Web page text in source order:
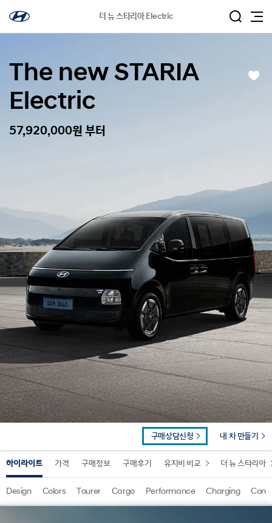
더 뉴 스타리아 Electric
The new STARIA
Electric
57,920,000원 부터
하이라이트 가격 구매정보 구매후기 유지비 비교 더 뉴 스타리아
구매상담신청 내 차 만들기
Design Colors Tourer Cargo Performance Charging